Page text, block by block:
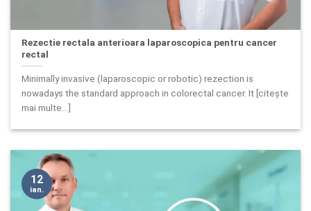
Rezectie rectala anterioara laparoscopica pentru cancer
rectal
Minimally invasive (laparoscopic or robotic) rezection is
nowadays the standard approach in colorectal cancer. It [citește
mai multe...]
12
ian.